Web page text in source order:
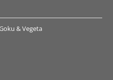
€
& Vegeta